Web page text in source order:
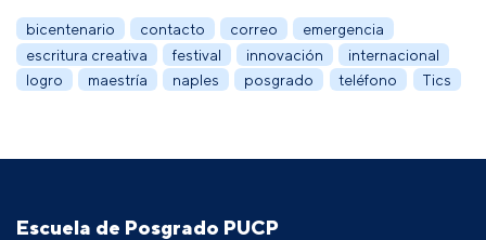
bicentenario contacto correo
emergencia
escritura creativa
festival innovación
internacional
logro
maestría naples posgrado teléfono Tics
Escuela de Posgrado PUCP